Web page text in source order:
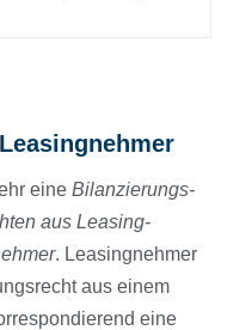
eine Bilanzierungs­
aus Leasing­
. Leasingnehmer
aus einem
eine